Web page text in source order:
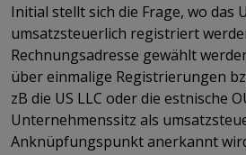
Initial stellt sich die Frage, wo das
umsatzsteuerlich registriert
Rechnungsadresse gewählt
über einmalige Registrierungen
zB die US LLC oder die estnische
Unternehmenssitz als
Anknüpfungspunkt anerkannt